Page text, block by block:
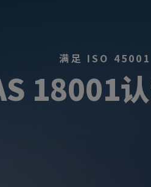
18001
满足 ISO 45001